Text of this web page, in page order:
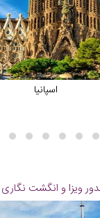
اسپانیا
ویزا و انگشت نگاری